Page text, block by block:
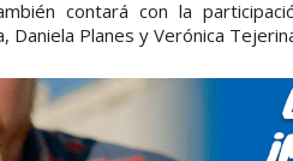
contará con la
Daniela Planes y Verónica